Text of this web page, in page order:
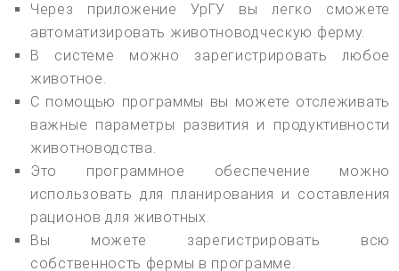
Через приложение УрГУ вы легко сможете
автоматизировать животноводческую ферму.
В системе можно зарегистрировать любое
животное.
С помощью программы вы можете отслеживать
важные параметры развития и продуктивности
животноводства.
Это программное обеспечение можно
использовать для планирования и составления
рационов для животных.
Вы можете зарегистрировать всю
собственность фермы в программе.